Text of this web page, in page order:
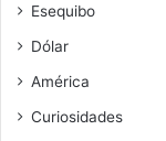
Esequibo
Dólar
América
Curiosidades